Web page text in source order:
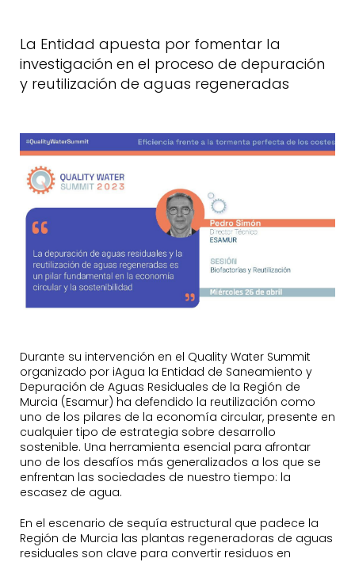
La Entidad apuesta por fomentar la
investigación en el proceso de depuración
y reutilización de aguas regeneradas
Durante su intervención en el Quality Water Summit
organizado por iAgua la Entidad de Saneamiento y
Depuración de Aguas Residuales de la Región de
Murcia (Esamur) ha defendido la reutilización como
uno de los pilares de la economía circular, presente en
cualquier tipo de estrategia sobre desarrollo
sostenible. Una herramienta esencial para afrontar
uno de los desafíos más generalizados a los que se
enfrentan las sociedades de nuestro tiempo: la
escasez de agua.
En el escenario de sequía estructural que padece la
Región de Murcia las plantas regeneradoras de aguas
residuales son clave para convertir residuos en